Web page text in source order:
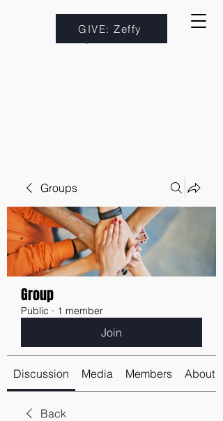
GIVE: Zeffy
Groups
Group
Public · 1 member
Join
Discussion Media Members About
Back